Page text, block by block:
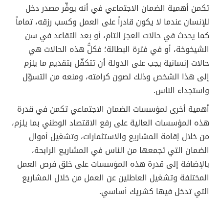
تكمن أهمية الضمان الاجتماعي في أنه يوفِّر مصدر دخل
للإنسان عندما لا يكون قادراً على العمل وكسب رزقه، تماماً
كما يحدث في حالات العجز التام، أو بعد التقاعد في سن
الشيخوخة، أو في فترة البطالة؛ فكلُّ هذه الحالات هي
حالات إنسانية يجب على الدولة أن تتكفّل بتقديم ما يلزم
إلى هذا الشخص وذلك لصون كرامته، ومنعه من التسوّل
واستجداء الناس.
أهمية أخرى لمؤسسات الضمان الاجتماعي تكمن في قدرة
هذه المؤسسات العالية على رفع الاقتصاد الوطني بما يلزم،
من خلال إقامة المشاريع والاستثمارات، وتشغيل أموال
الضمان التي تجمعها من الناس في المشاريع الرابحة،
بالإضافة إلى قدرة هذه المؤسسات على خلق فرص العمل
المختلفة وتشغيل العاطلين عن العمل من خلال المشاريع
التي تدخل فيها كشريك أساسي.